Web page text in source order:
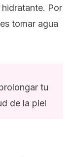
Por
tomar agua
tu
de la piel